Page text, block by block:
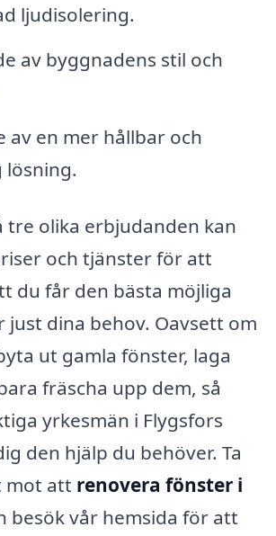
ljudisolering.
av byggnadens stil och
av en mer hållbar och
lösning.
tre olika erbjudanden kan
och tjänster för att
du får den bästa möjliga
just dina behov. Oavsett om
ut gamla fönster, laga
fräscha upp dem, så
yrkesmän i Flygsfors
den hjälp du behöver. Ta
mot att renovera fönster i
besök vår hemsida för att